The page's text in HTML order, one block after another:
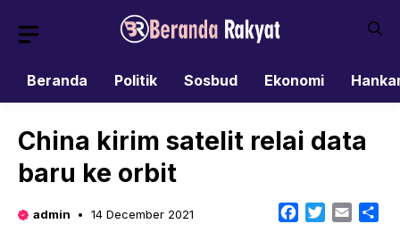
Beranda
Politik Sosbud Ekonomi
China kirim satelit relai data
baru ke orbit
admin 14 December 2021 Facebook
TwitterEmail